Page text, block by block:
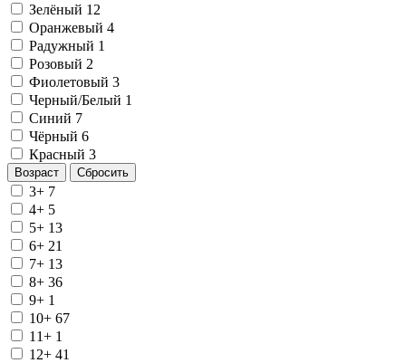
Зелёный 12
Оранжевый 4
Радужный 1
Розовый 2
Фиолетовый 3
Черный/Белый 1
Синий 7
Чёрный 6
Красный 3
Возраст Сбросить
3+ 7
4+ 5
5+ 13
6+ 21
7+ 13
8+ 36
9+ 1
10+ 67
11+ 1
12+ 41